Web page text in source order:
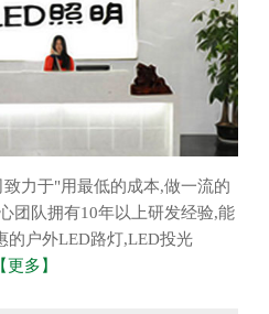
力于"用最低的成本,做一流的
团队拥有10年以上研发经验,能
的户外LED路灯,LED投光
【更多】